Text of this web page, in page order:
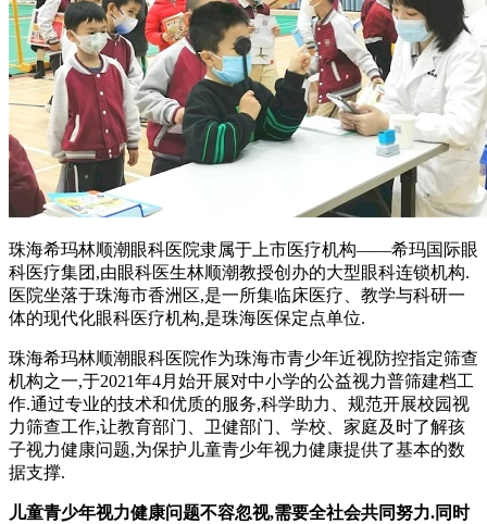
珠海希玛林顺潮眼科医院隶属于上市医疗机构——希玛国际眼
科医疗集团,由眼科医生林顺潮教授创办的大型眼科连锁机构.
医院坐落于珠海市香洲区,是一所集临床医疗、教学与科研一
体的现代化眼科医疗机构,是珠海医保定点单位.
珠海希玛林顺潮眼科医院作为珠海市青少年近视防控指定筛查
机构之一,于2021年4月始开展对中小学的公益视力普筛建档工
作.通过专业的技术和优质的服务,科学助力、规范开展校园视
力筛查工作,让教育部门、卫健部门、学校、家庭及时了解孩
子视力健康问题,为保护儿童青少年视力健康提供了基本的数
据支撑.
儿童青少年视力健康问题不容忽视,需要全社会共同努力.同时